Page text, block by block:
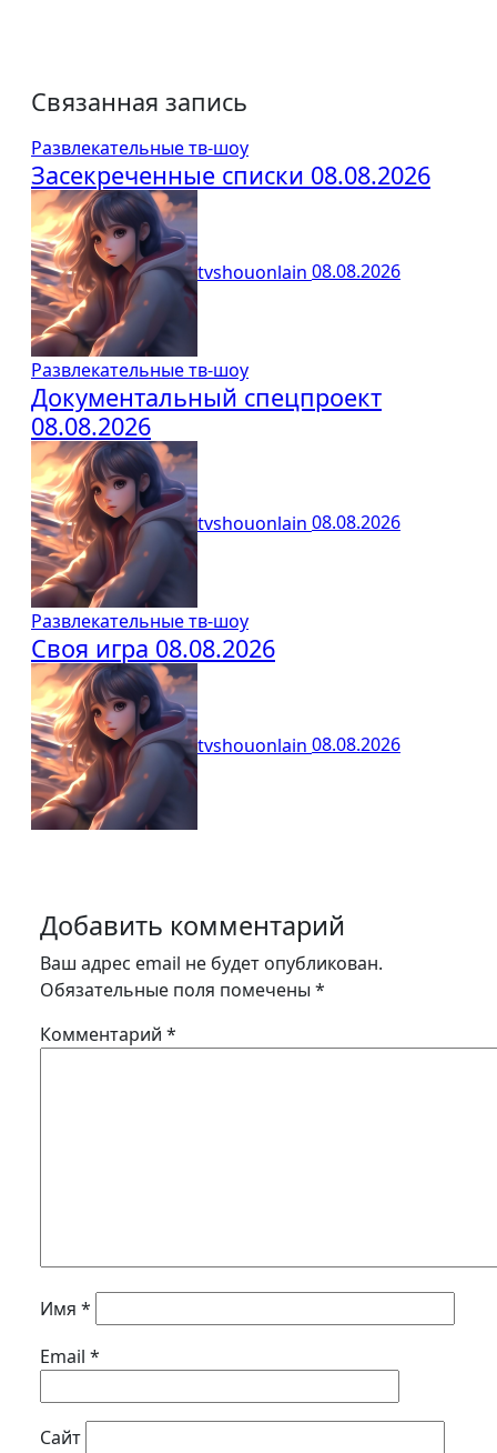
Связанная запись
Развлекательные тв-шоу
Засекреченные списки 08.08.2026
tvshouonlain 08.08.2026
Развлекательные тв-шоу
Документальный спецпроект
08.08.2026
tvshouonlain 08.08.2026
Развлекательные тв-шоу
Своя игра 08.08.2026
tvshouonlain 08.08.2026
Добавить комментарий
Ваш адрес email не будет опубликован.
Обязательные поля помечены *
Комментарий *
Имя *
Email *
Сайт